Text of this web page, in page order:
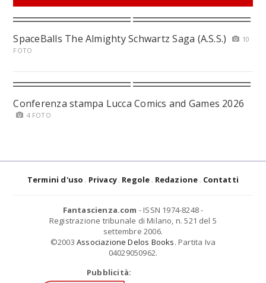
SpaceBalls The Almighty Schwartz Saga (A.S.S.)
10
FOTO
Conferenza stampa Lucca Comics and Games 2026
4 FOTO
Termini d'uso Privacy Regole Redazione Contatti
Fantascienza.com - ISSN 1974-8248 -
Registrazione tribunale di Milano, n. 521 del 5
settembre 2006.
©2003 Associazione Delos Books. Partita Iva
04029050962.
Pubblicità: